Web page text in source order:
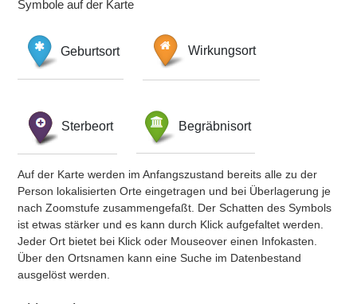
Symbole auf der Karte
Geburtsort Wirkungsort
Sterbeort Begräbnisort
Auf der Karte werden im Anfangszustand bereits alle zu der
Person lokalisierten Orte eingetragen und bei Überlagerung je
nach Zoomstufe zusammengefaßt. Der Schatten des Symbols
ist etwas stärker und es kann durch Klick aufgefaltet werden.
Jeder Ort bietet bei Klick oder Mouseover einen Infokasten.
Über den Ortsnamen kann eine Suche im Datenbestand
ausgelöst werden.